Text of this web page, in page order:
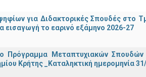
για Διδακτορικές Σπουδές στο
εισαγωγή το εαρινό εξάμηνο 2026-27
Πρόγραμμα Μεταπτυχιακών
Κρήτης _Καταληκτική ημερομηνία